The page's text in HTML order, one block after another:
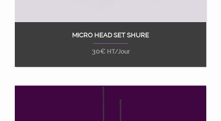
Ajouter au panier
MICRO HEAD SET SHURE
30€ HT/Jour